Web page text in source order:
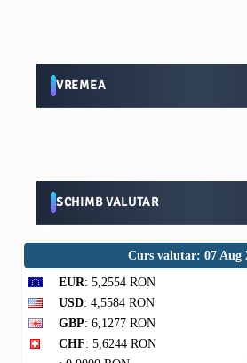
VREMEA
SCHIMB VALUTAR
Curs valutar: 07 Aug
EUR: 5,2554 RON
USD: 4,5584 RON
GBP: 6,1277 RON
CHF: 5,6244 RON